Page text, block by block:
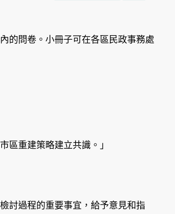
的問卷。小冊子可在各區民政事務處
區重建策略建立共識。」
討過程的重要事宜，給予意見和指